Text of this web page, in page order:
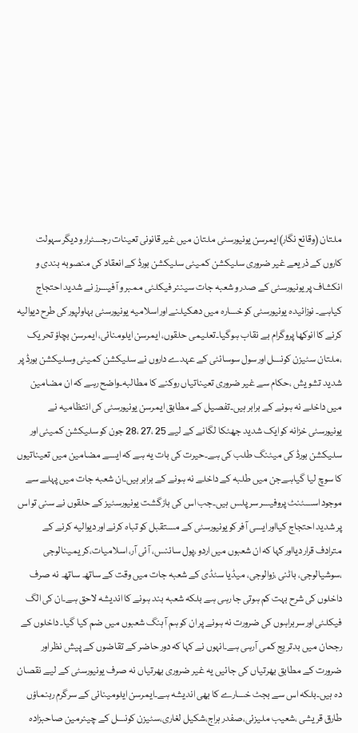
ملتان (وقائع نگار) ایمرسن یونیورسٹی ملتان میں غیر قانونی تعینات رجسٹرار و دیگر سہولت
کاروں کے ذریعے غیر ضروری سلیکشن کمیٹی سلیکشن بورڈ کے انعقاد کی منصوبہ بندی و
انکشاف پر یونیورسٹی کے صدر و شعبہ جات سینئر فیکلٹی ممبر و آفیسرز نے شدید احتجاج
کیاہے۔ نوزائیدہ یونیورسٹی کو خسارہ میں دھکیلنے اور اسلامیہ یونیورسٹی بہاولپور کی طرح دیوالیہ
کرنے کا انوکھا پروگرام بے نقاب ہوگیا۔تعلیمی حلقوں، ایمرسن ایلومنائی، ایمرسن بچاؤ تحریک
،ملتان سٹیزن کونسل اور سول سوسائٹی کے عہدے داروں نے سلیکشن کمیٹی وسلیکشن بورڈ پر
شدید تشویش ،حکام سے غیر ضروری تعیناتیاں روکنے کا مطالبہ۔واضح رہے کہ ان مضامین
میں داخلے نہ ہونے کے برابر ہیں۔تفصیل کے مطابق ایمرسن یونیورسٹی کی انتظامیہ نے
یونیورسٹی خزانہ کو ایک شدید جھٹکا لگانے کے لیے 25 ،27 ،28 جون کو سلیکشن کمیٹی اور
سلیکشن بورڈ کی میٹنگ طلب کی ہے۔حیرت کی بات یہ ہے کہ ایسے مضامین میں تعیناتیوں
کا سوچ لیا گیاہےجن میں طلبہ کے داخلے نہ ہونے کے برابر ہیں۔ان شعبہ جات میں پہلے سے
موجود اسسٹنٹ پروفیسر سر پلس ہیں۔جب اس کی بازگشت یونیورسٹیز کے حلقوں نے سنی تو اس
پر شدید احتجاج کیااور ایسی آفر کو یونیورسٹی کے مستقبل کو تباہ کرنے اور دیوالیہ کرنے کے
مترادف قرار دیااور کہا کہ ان شعبوں میں اردو ،پول سائنس، آئی آر، اسلامیات،کریمینالوجی
،سوشیالوجی، باٹنی ،زوالوجی، میڈیا سٹڈی کے شعبہ جات میں وقت کے ساتھ ساتھ نہ صرف
داخلوں کی شرح بہت کم ہوتی جا رہی ہے بلکہ شعبہ بند ہونے کا اندیشہ لاحق ہے۔ان کی الگ
فیکلٹی اور سربراہوں کی ضرورت نہ ہونے پر ان کو ہم آہنگ شعبوں میں ضم کیا گیا۔ داخلوں کے
رجحان میں بدتریج کمی آرہی ہے۔انہوں نے کہا کہ دور حاضر کے تقاضوں کے پیش نظر اور
ضرورت کے مطابق بھرتیاں کی جائیں یہ غیر ضروری بھرتیاں نہ صرف یونیورسٹی کے لیے نقصان
دہ ہیں۔بلکہ اس سے بجٹ خسارے کا بھی اندیشہ ہے۔ایمرسن ایلومینائی کے سرگرم رہنماؤں
طارق قریشی ،شعیب ملیزئی،صفدر ہراج،شکیل لغاری،سٹیزن کونسل کے چیئرمین صاحبزادہ